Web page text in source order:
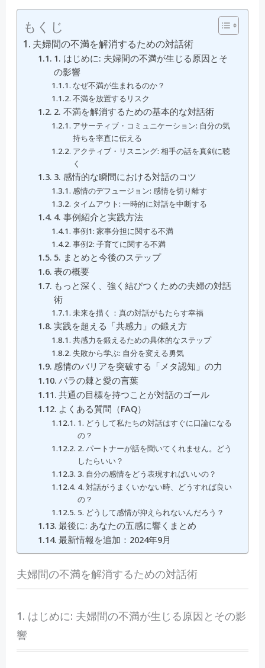
もくじ
夫婦間の不満を解消するための対話術
1. はじめに: 夫婦間の不満が生じる原因とそ
の影響
なぜ不満が生まれるのか？
不満を放置するリスク
2. 不満を解消するための基本的な対話術
アサーティブ・コミュニケーション: 自分の気
持ちを率直に伝える
アクティブ・リスニング: 相手の話を真剣に聴
く
3. 感情的な瞬間における対話のコツ
感情のデフュージョン: 感情を切り離す
タイムアウト: 一時的に対話を中断する
4. 事例紹介と実践方法
事例1: 家事分担に関する不満
事例2: 子育てに関する不満
5. まとめと今後のステップ
表の概要
もっと深く、強く結びつくための夫婦の対話
術
未来を描く：真の対話がもたらす幸福
実践を超える「共感力」の鍛え方
共感力を鍛えるための具体的なステップ
失敗から学ぶ: 自分を変える勇気
感情のバリアを突破する「メタ認知」の力
バラの棘と愛の言葉
共通の目標を持つことが対話のゴール
よくある質問（FAQ）
1. どうして私たちの対話はすぐに口論になる
の？
2. パートナーが話を聞いてくれません。どう
したらいい？
3. 自分の感情をどう表現すればいいの？
4. 対話がうまくいかない時、どうすれば良い
の？
5. どうして感情が抑えられないんだろう？
最後に: あなたの五感に響くまとめ
最新情報を追加：2024年9月
夫婦間の不満を解消するための対話術
1. はじめに: 夫婦間の不満が生じる原因とその影
響